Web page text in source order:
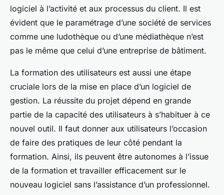
logiciel à l’activité et aux processus du client. Il est
évident que le paramétrage d’une société de services
comme une ludothèque ou d’une médiathèque n’est
pas le même que celui d’une entreprise de bâtiment.
La formation des utilisateurs est aussi une étape
cruciale lors de la mise en place d’un logiciel de
gestion. La réussite du projet dépend en grande
partie de la capacité des utilisateurs à s’habituer à ce
nouvel outil. Il faut donner aux utilisateurs l’occasion
de faire des pratiques de leur côté pendant la
formation. Ainsi, ils peuvent être autonomes à l’issue
de la formation et travailler efficacement sur le
nouveau logiciel sans l’assistance d’un professionnel.